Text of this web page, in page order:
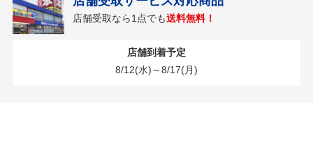
店舗受取なら1点でも送料無料！
店舗到着予定
8/12(水)～8/17(月)